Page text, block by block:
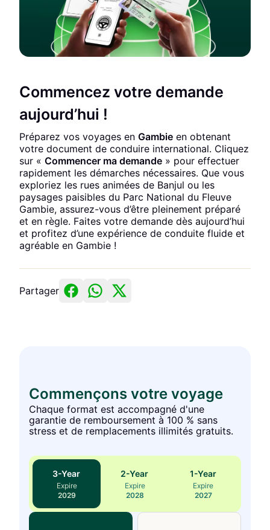
Commencez votre demande
aujourd’hui !
Préparez vos voyages en Gambie en obtenant
votre document de conduire international. Cliquez
sur « Commencer ma demande » pour effectuer
rapidement les démarches nécessaires. Que vous
exploriez les rues animées de Banjul ou les
paysages paisibles du Parc National du Fleuve
Gambie, assurez-vous d’être pleinement préparé
et en règle. Faites votre demande dès aujourd’hui
et profitez d’une expérience de conduite fluide et
agréable en Gambie !
Partager
Commençons votre voyage
Chaque format est accompagné d'une
garantie de remboursement à 100 % sans
stress et de remplacements illimités gratuits.
3-Year
Expire
2029
2-Year
Expire
2028
1-Year
Expire
2027